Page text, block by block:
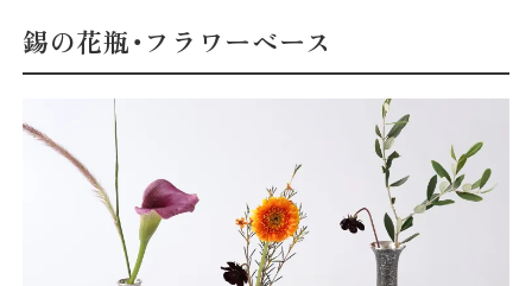
錫の花瓶・フラワーベース